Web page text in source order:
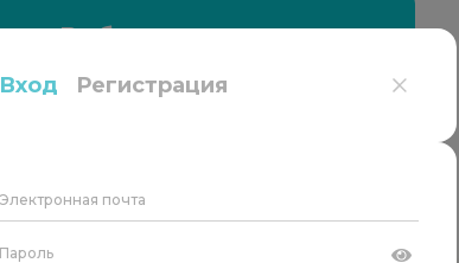
Выбрать специалиста
Вход Регистрация